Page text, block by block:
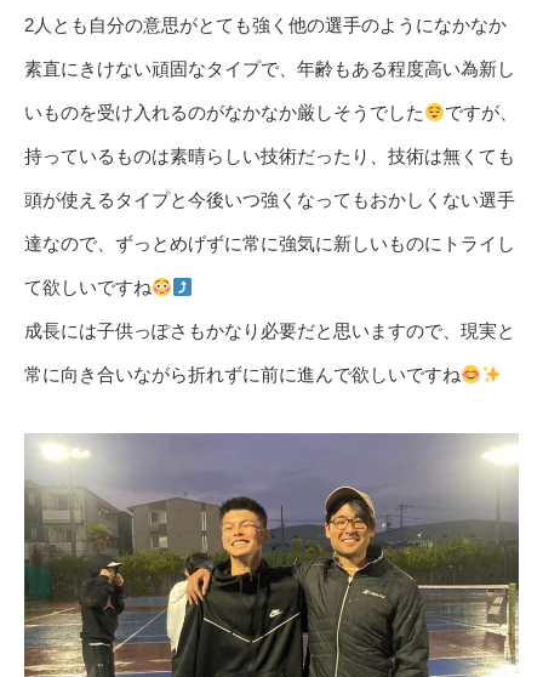
2人とも自分の意思がとても強く他の選手のようになかなか
素直にきけない頑固なタイプで、年齢もある程度高い為新し
いものを受け入れるのがなかなか厳しそうでした ですが、
持っているものは素晴らしい技術だったり、技術は無くても
頭が使えるタイプと今後いつ強くなってもおかしくない選手
達なので、ずっとめげずに常に強気に新しいものにトライし
て欲しいですね
成長には子供っぽさもかなり必要だと思いますので、現実と
常に向き合いながら折れずに前に進んで欲しいですね